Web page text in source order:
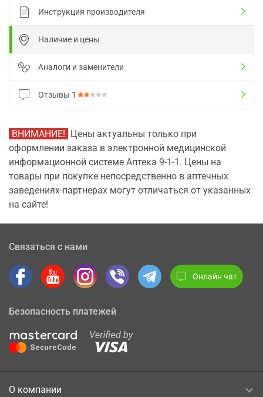
Инструкция производителя
Наличие и цены
Аналоги и заменители
Отзывы 1
ВНИМАНИЕ! Цены актуальны только при
оформлении заказа в электронной медицинской
информационной системе Аптека 9-1-1. Цены на
товары при покупке непосредственно в аптечных
заведениях-партнерах могут отличаться от указанных
на сайте!
Связаться с нами
Онлайн чат
Безопасность платежей
О компании